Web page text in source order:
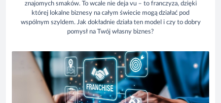
znajomych smaków. To wcale nie deja vu – to franczyza, dzięki
której lokalne biznesy na całym świecie mogą działać pod
wspólnym szyldem. Jak dokładnie działa ten model i czy to dobry
pomysł na Twój własny biznes?